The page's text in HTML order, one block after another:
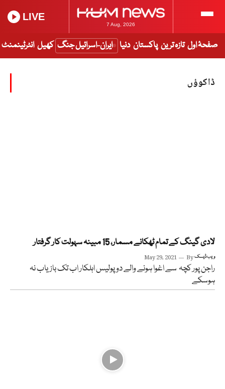
7 Aug, 2026
LIVE
صفحۂ اول تازہ ترین پاکستان دنیا ایران-اسرائیل جنگ کھیل انٹرٹینمنٹ
ڈاکوؤں
لادی گینگ کے تمام ٹھکانے مسمار، 15 مبینہ سہولت کار گرفتار
May 29, 2021 Byویب ڈیسک
راجن پور کچہ سے اغوا ہونے والے دو پولیس اہلکار اب تک بازیاب نہ
ہوسکے